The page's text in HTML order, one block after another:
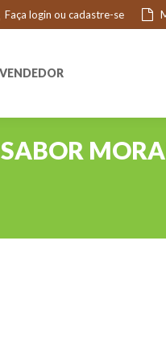
Faça login ou cadastre-se